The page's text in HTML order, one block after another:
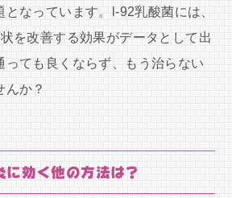
なっています。l-92乳酸菌には、
を改善する効果がデータとして出
っても良くならず、もう治らない
んか？
に効く他の方法は？